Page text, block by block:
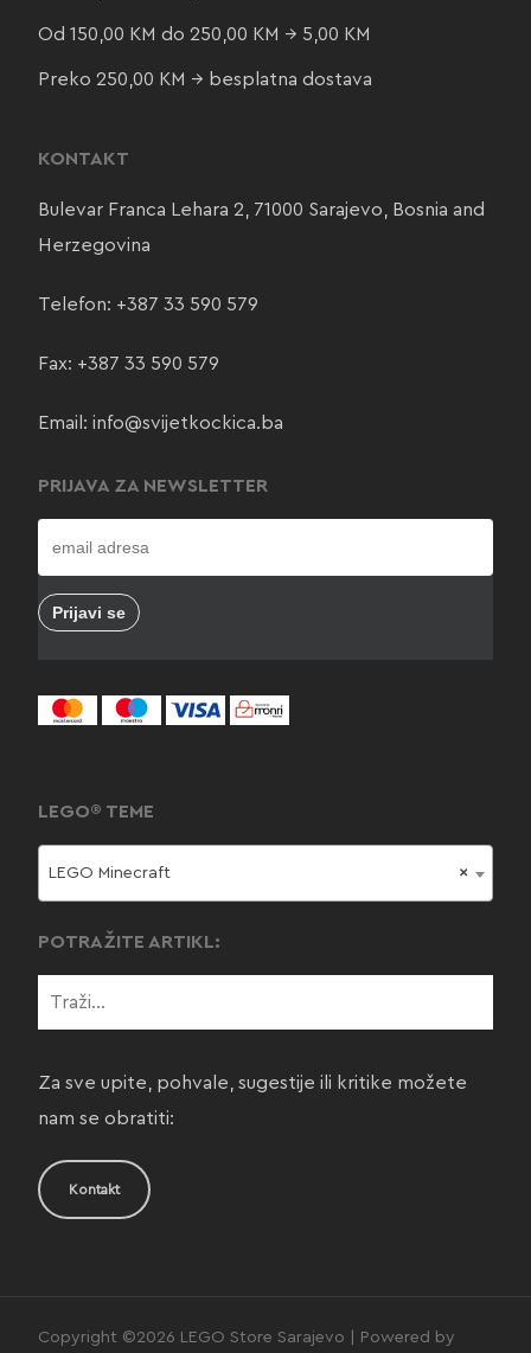
Od 150,00 KM do 250,00 KM → 5,00 KM
Preko 250,00 KM → besplatna dostava
KONTAKT
Bulevar Franca Lehara 2, 71000 Sarajevo, Bosnia and
Herzegovina
Telefon: +387 33 590 579
Fax: +387 33 590 579
Email: info@svijetkockica.ba
PRIJAVA ZA NEWSLETTER
LEGO® TEME
×
LEGO Minecraft
POTRAŽITE ARTIKL:
Za sve upite, pohvale, sugestije ili kritike možete
nam se obratiti:
Kontakt
Copyright ©2026 LEGO Store Sarajevo | Powered by